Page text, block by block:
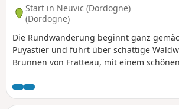
Start in Neuvic (Dordogne)
(Dordogne)
Die Rundwanderung beginnt ganz
Puyastier und führt über schattige
Brunnen von Fratteau, mit einem
größtenteils im offenen Gelände und
zahlreichen Taubenschlägen des Weilers